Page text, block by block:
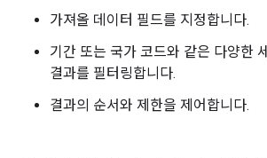
가져올 데이터 필드를 지정합니다.
기간 또는 국가 코드와 같은 다양한
결과를 필터링합니다.
결과의 순서와 제한을 제어합니다.